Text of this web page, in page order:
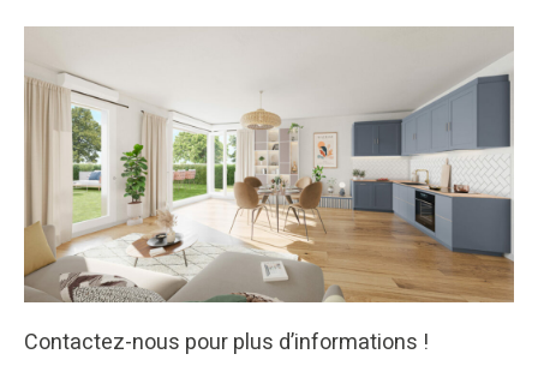
Contactez-nous pour plus d’informations !